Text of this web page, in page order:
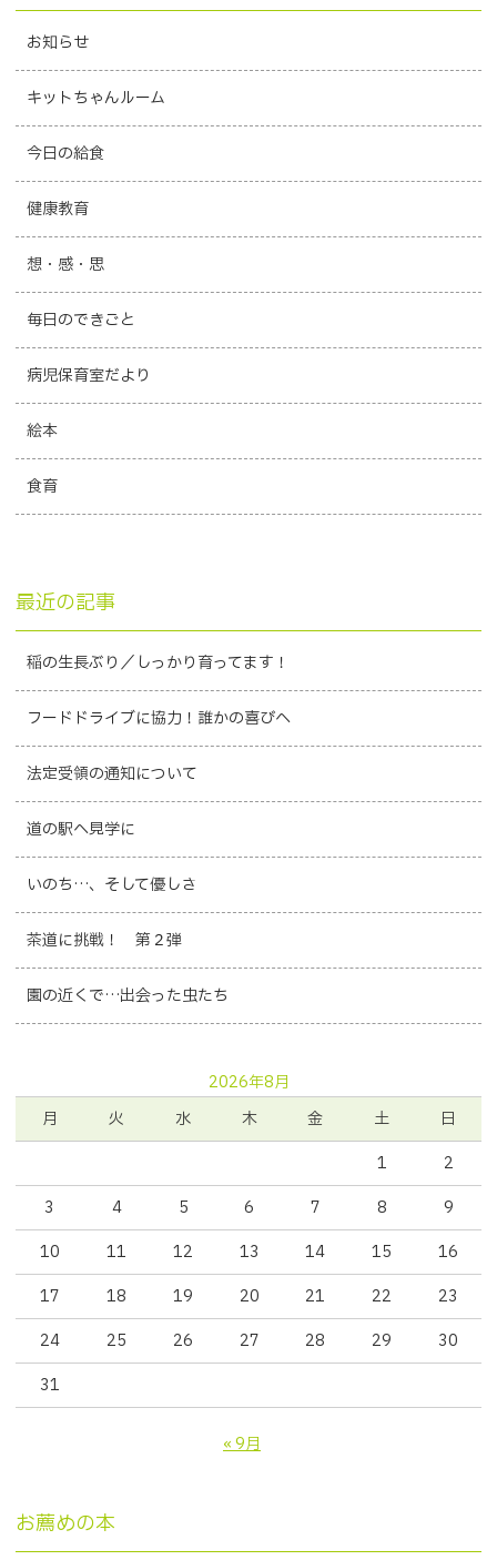
お知らせ
キットちゃんルーム
今日の給食
健康教育
想・感・思
毎日のできごと
病児保育室だより
絵本
食育
最近の記事
稲の生長ぶり／しっかり育ってます！
フードドライブに協力！誰かの喜びへ
法定受領の通知について
道の駅へ見学に
いのち…、そして優しさ
茶道に挑戦！ 第２弾
園の近くで…出会った虫たち
2026年8月
月
火 水 木 金 土
日
1
2
3
4 5 6 7 8
9
10
11 12 13 14 15
16
17
18 19 20 21 22
23
24
25 26 27 28 29
30
31
« 9月
お薦めの本